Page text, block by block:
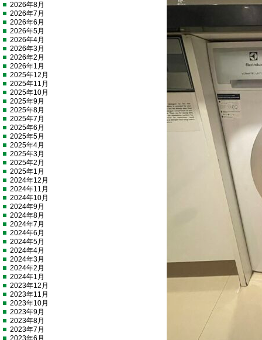
2026年8月
2026年7月
2026年6月
2026年5月
2026年4月
2026年3月
2026年2月
2026年1月
2025年12月
2025年11月
2025年10月
2025年9月
2025年8月
2025年7月
2025年6月
2025年5月
2025年4月
2025年3月
2025年2月
2025年1月
2024年12月
2024年11月
2024年10月
2024年9月
2024年8月
2024年7月
2024年6月
2024年5月
2024年4月
2024年3月
2024年2月
2024年1月
2023年12月
2023年11月
2023年10月
2023年9月
2023年8月
2023年7月
2023年6月